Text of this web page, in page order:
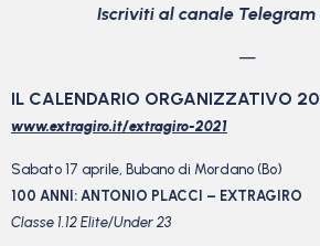
Iscriviti al canale Telegram
—
IL CALENDARIO ORGANIZZATIVO
www.extragiro.it/extragiro-2021
Sabato 17 aprile, Bubano di Mordano (Bo)
100 ANNI: ANTONIO PLACCI – EXTRAGIRO
Classe 1.12 Elite/Under 23